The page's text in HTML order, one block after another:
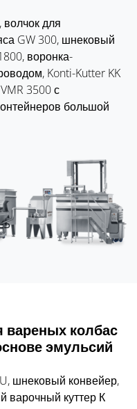
волчок для
GW 300, шнековый
воронка-
Konti-Kutter KK
3500 с
большой
вареных колбас
эмульсий
шнековый конвейер,
варочный куттер К